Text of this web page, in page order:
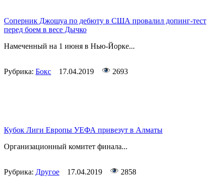
Соперник Джошуа по дебюту в США провалил допинг-тест
перед боем в весе Дычко
Намеченный на 1 июня в Нью-Йорке...
Рубрика: Бокс 17.04.2019 2693
Кубок Лиги Европы УЕФА привезут в Алматы
Организационный комитет финала...
Рубрика: Другое 17.04.2019 2858